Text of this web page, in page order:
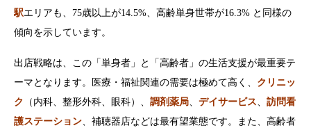
駅エリアも、75歳以上が14.5%、高齢単身世帯が16.3% と同様の
傾向を示しています。
出店戦略は、この「単身者」と「高齢者」の生活支援が最重要テ
ーマとなります。医療・福祉関連の需要は極めて高く、 クリニッ
ク
（内科、整形外科、眼科）、 調剤薬局、 デイサービス、 訪問看
護ステーション、補聴器店などは最有望業態です。また、高齢者